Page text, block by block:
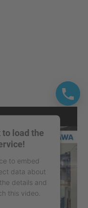
to load the
to embed
data about
details and
this video.